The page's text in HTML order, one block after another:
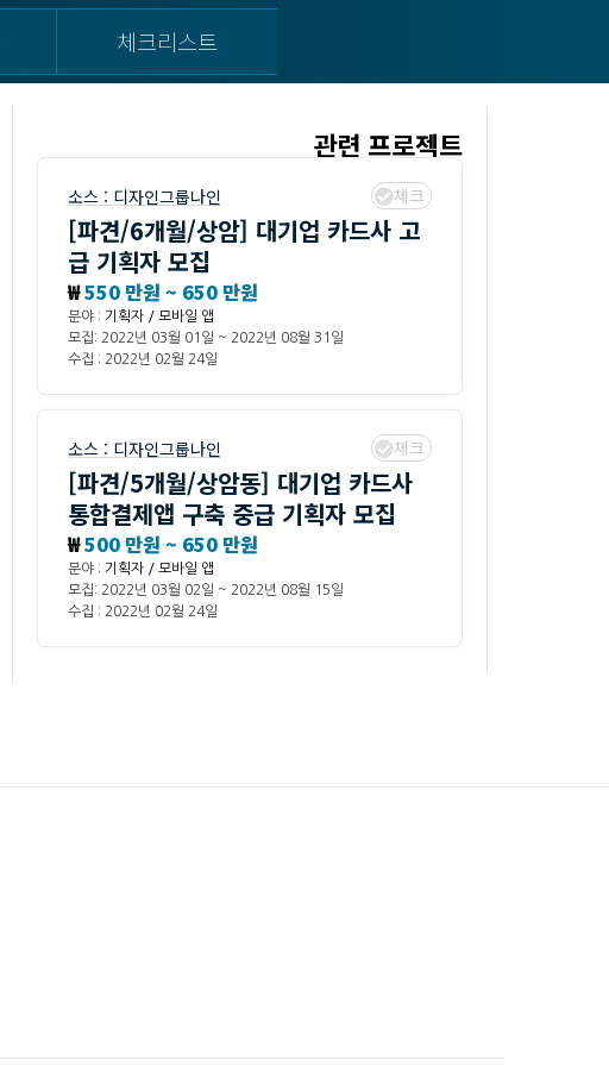
체크리스트
관련 프로젝트
소스 : 디자인그룹나인 체크
[파견/6개월/상암] 대기업 카드사 고
급 기획자 모집
₩550 만원 ~ 650 만원
분야 : 기획자 / 모바일 앱
모집: 2022년 03월 01일 ~ 2022년 08월 31일
수집 : 2022년 02월 24일
소스 : 디자인그룹나인 체크
[파견/5개월/상암동] 대기업 카드사
통합결제앱 구축 중급 기획자 모집
₩500 만원 ~ 650 만원
분야 : 기획자 / 모바일 앱
모집: 2022년 03월 02일 ~ 2022년 08월 15일
수집 : 2022년 02월 24일